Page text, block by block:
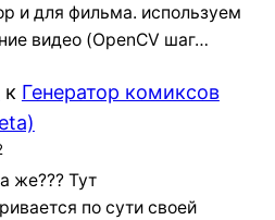
и для фильма. используем
видео (OpenCV шаг…
к Генератор комиксов
же??? Тут
по сути своей